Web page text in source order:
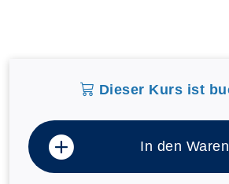
Dieser Kurs ist
In den